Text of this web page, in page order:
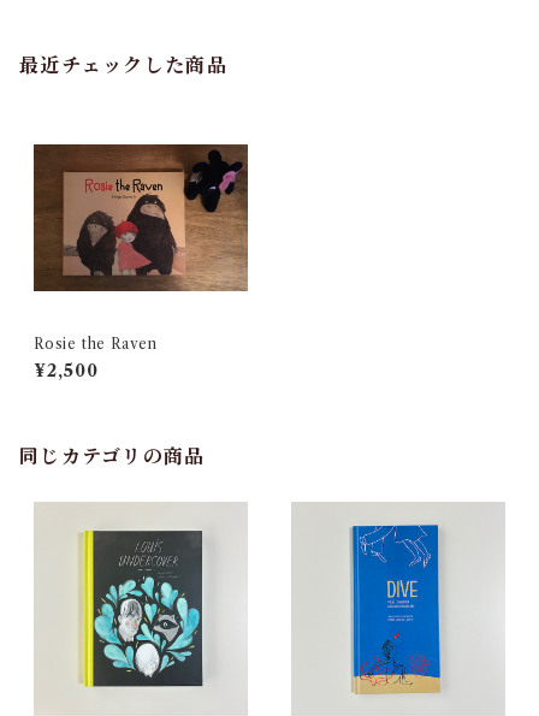
最近チェックした商品
Rosie the Raven
¥2,500
同じカテゴリの商品